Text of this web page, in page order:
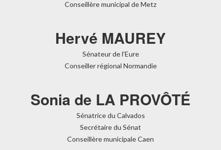
Conseillère municipal de Metz
Hervé MAUREY
Sénateur de l'Eure
Conseiller régional Normandie
Sonia de LA PROVÔTÉ
Sénatrice du Calvados
Secrétaire du Sénat
Conseillère municipale Caen